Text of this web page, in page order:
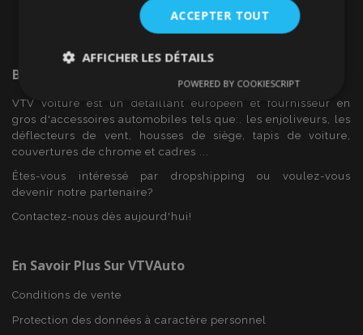
Bienvenue Sur
VTV voiture est un détaillant européen et fournisseur en
gros d'accessoires automobiles tels que:. les enjoliveurs, les
déflecteurs de vent, housses de siège, tapis de voiture,
couvertures de chrome et cadres ...
Êtes-vous intéressé par dropshipping ou voulez-vous
devenir notre partenaire?
Contactez-nous dès aujourd'hui!
En Savoir Plus Sur VTVAuto
Conditions de vente
Protection des données à caractère personnel
ACCEPTER TOUT
AFFICHER LES DÉTAILS
nécessaires
Performance Ciblage
POWERED BY COOKIESCRIPT